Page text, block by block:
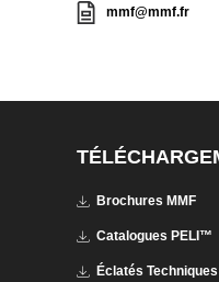
mmf@mmf.fr
Brochures MMF
Catalogues PELI™
Éclatés